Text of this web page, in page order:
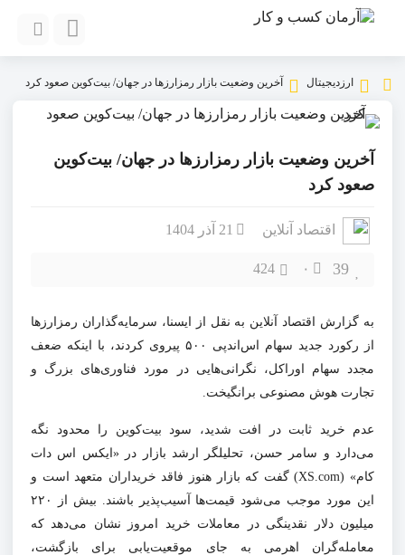
ارزدیجیتال آخرین وضعیت بازار رمزارز‌ها در جهان/ بیت‌کوین صعود کرد
آخرین وضعیت بازار رمزارز‌ها در جهان/ بیت‌کوین
صعود کرد
اقتصاد آنلاین 21 آذر 1404
39 ۰ 424
به گزارش اقتصاد آنلاین به نقل از ایسنا، سرمایه‌گذاران رمزارزها
از رکورد جدید سهام اس‌اندپی ۵۰۰ پیروی کردند، با اینکه ضعف
مجدد سهام اوراکل، نگرانی‌هایی در مورد فناوری‌های بزرگ و
تجارت هوش مصنوعی برانگیخت.
عدم خرید ثابت در افت شدید، سود بیت‌کوین را محدود نگه
می‌دارد و سامر حسن، تحلیلگر ارشد بازار در «ایکس اس دات
کام» (XS.com) گفت که بازار هنوز فاقد خریداران متعهد است و
این مورد موجب می‌شود قیمت‌ها آسیب‌پذیر باشند. بیش از ۲۲۰
میلیون دلار نقدینگی در معاملات خرید امروز نشان می‌دهد که
معامله‌گران اهرمی به جای موقعیت‌یابی برای بازگشت،